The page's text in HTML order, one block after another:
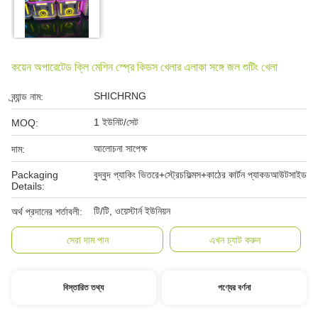
কয়েন অপারেটেড ক্লি মেশিন স্প্রে কিডস খেলার এলাকা সঙ্গে জল শুটিং খেলা
ব্র্যান্ড নাম: SHICHRNG
MOQ: 1 ইউনিট/সেট
দাম: আলোচনা সাপেক্ষ
Packaging
Details:
বুদ্বুদ প্যাকিং ভিতরে+স্ট্রেচফিল্মস+কাঠের কার্টন প্যাকডআউটসাইড
অর্থ প্রদানের শর্তাবলী: টি/টি, ওয়েস্টার্ন ইউনিয়ন
সেরা দাম পান এখন চ্যাট করুন
বিস্তারিত তথ্য পণ্যের বর্ণনা